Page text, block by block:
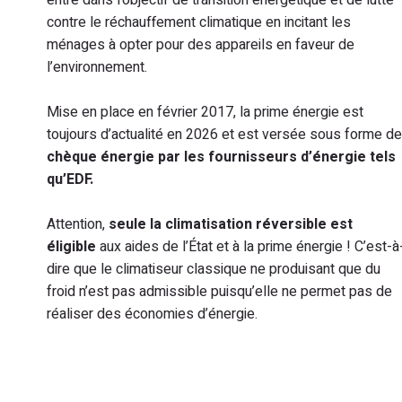
contre le réchauffement climatique en incitant les
ménages à opter pour des appareils en faveur de
l’environnement.
Mise en place en février 2017, la prime énergie est
toujours d’actualité en 2026 et est versée sous forme de
chèque énergie par les fournisseurs d’énergie tels
qu’EDF.
Attention, seule la climatisation réversible est
éligible aux aides de l’État et à la prime énergie ! C’est-
dire que le climatiseur classique ne produisant que du
froid n’est pas admissible puisqu’elle ne permet pas de
réaliser des économies d’énergie.